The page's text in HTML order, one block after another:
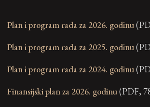
Plan i program rada za 2026. godinu
Plan i program rada za 2025. godinu
Plan i program rada za 2024. godinu
Finansijski plan za 2026. godinu(PDF,